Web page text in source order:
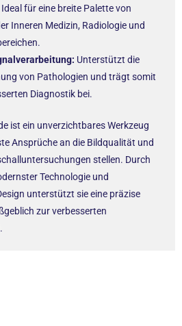
Ideal für eine breite Palette von
Inneren Medizin, Radiologie und
Unterstützt die
von Pathologien und trägt somit
Diagnostik bei.
ist ein unverzichtbares Werkzeug
Ansprüche an die Bildqualität und
stellen. Durch
Technologie und
unterstützt sie eine präzise
zur verbesserten